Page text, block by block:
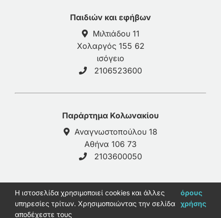
Παιδιών και εφήβων
Μιλτιάδου 11
Χολαργός 155 62
ισόγειο
2106523600
Παράρτημα Κολωνακίου
Αναγνωστοπούλου 18
Αθήνα 106 73
2103600050
© 2026 - galinos-psy.gr |Πολιτική Απορρήτου
Ανάπτυξη Παύλος Καφρίτσας
H ιστοσελίδα χρησιμοποιεί cookies και άλλες
υπηρεσίες τρίτων. Χρησιμοποιώντας την σελίδα
αποδέχεστε τους
όρους
χρήσης